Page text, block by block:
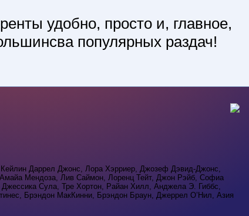
удобно, просто и, главное,
популярных раздач!
Даррел Джонс, Лора Хэрриер, Джозеф Дэвид-Джонс,
Мендоза, Лив Саймон, Лоренц Тейт, Джон Рэйб, Софиа
Сула, Тре Хортон, Райан Хилл, Анджела Э. Гиббс,
Брэндон МакКинни, Брэндон Браун, Джеррел О’Нил, Азия